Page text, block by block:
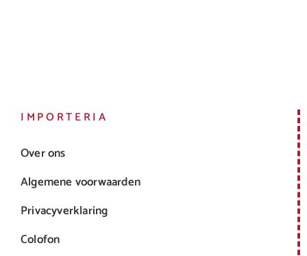
IMPORTERIA
Over ons
Algemene voorwaarden
Privacyverklaring
Colofon